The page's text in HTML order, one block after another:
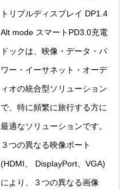
トリプルディスプレイ DP1.4
Alt mode スマートPD3.0充電
ドックは、映像・データ・パ
ワー・イーサネット・オーデ
ィオの統合型ソリューション
で、特に頻繁に旅行する方に
最適なソリューションです。
３つの異なる映像ポート
(HDMI、 DisplayPort、VGA)
により、３つの異なる画像